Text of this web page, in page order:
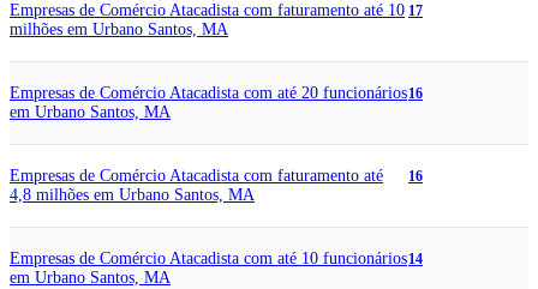
Empresas de Comércio Atacadista com faturamento até 10
milhões em Urbano Santos, MA
17
Empresas de Comércio Atacadista com até 20 funcionários
em Urbano Santos, MA
16
Empresas de Comércio Atacadista com faturamento até
4,8 milhões em Urbano Santos, MA
16
Empresas de Comércio Atacadista com até 10 funcionários
em Urbano Santos, MA
14